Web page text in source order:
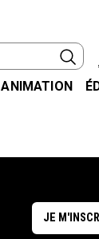
ANIMATION